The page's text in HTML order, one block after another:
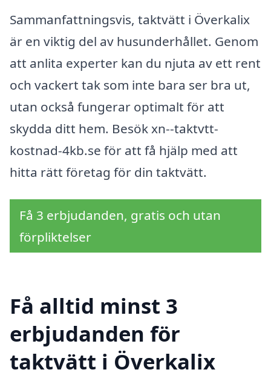
Sammanfattningsvis, taktvätt i Överkalix
är en viktig del av husunderhållet. Genom
att anlita experter kan du njuta av ett rent
och vackert tak som inte bara ser bra ut,
utan också fungerar optimalt för att
skydda ditt hem. Besök xn--taktvtt-
kostnad-4kb.se för att få hjälp med att
hitta rätt företag för din taktvätt.
Få 3 erbjudanden, gratis och utan
förpliktelser
Få alltid minst 3
erbjudanden för
taktvätt i Överkalix